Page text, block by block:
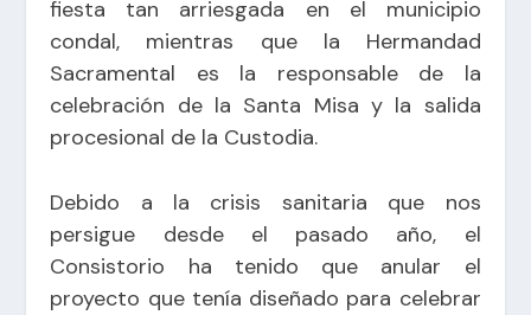
fiesta tan arriesgada en el municipio
condal, mientras que la Hermandad
Sacramental es la responsable de la
celebración de la Santa Misa y la salida
procesional de la Custodia.
Debido a la crisis sanitaria que nos
persigue desde el pasado año, el
Consistorio ha tenido que anular el
proyecto que tenía diseñado para celebrar